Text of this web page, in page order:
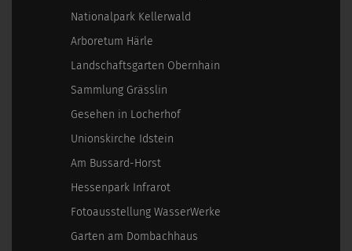
Nationalpark Kellerwald
Arboretum Härle
Landschaftsgarten Obernhain
Sammlung Grässlin
Gesehen in Locherhof
Unionskirche Idstein
Am Bussard-Horst
Hessenpark Infrarot
Fotoausstellung WasserWerke
Garten am Dombachhaus